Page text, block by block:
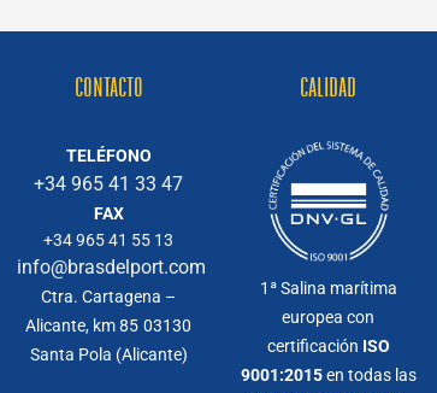
CONTACTO
TELÉFONO
+34 965 41 33 47
FAX
+34 965 41 55 13
info@brasdelport.com
Ctra. Cartagena –
Alicante, km 85 03130
Santa Pola (Alicante)
CALIDAD
1ª Salina marítima
europea con
certificación ISO
9001:2015en todas las